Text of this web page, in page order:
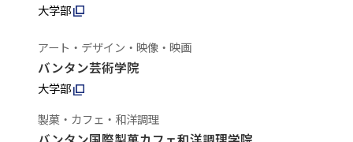
大学部
アート・デザイン・映像・映画
バンタン芸術学院
大学部
製菓・カフェ・和洋調理